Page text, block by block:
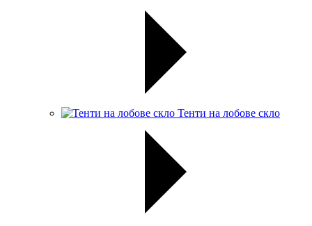
Тенти на лобове скло